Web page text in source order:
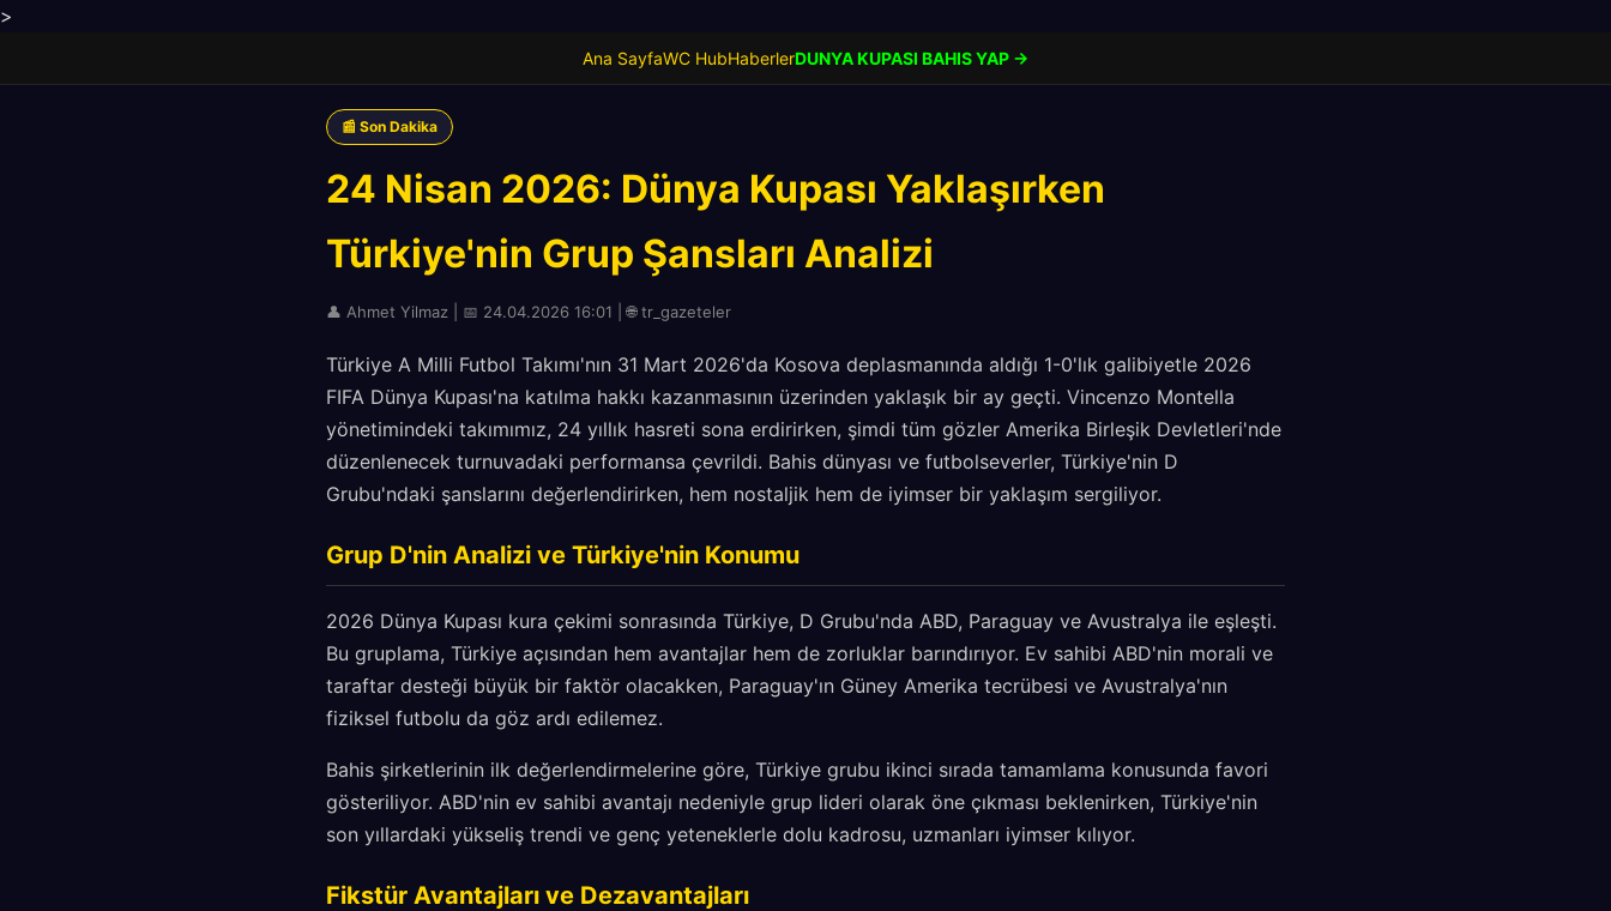
>
Ana SayfaWC HubHaberlerDUNYA KUPASI BAHIS YAP →
📰 Son Dakika
24 Nisan 2026: Dünya Kupası Yaklaşırken
Türkiye'nin Grup Şansları Analizi
👤 Ahmet Yilmaz | 📅 24.04.2026 16:01 | 🌐 tr_gazeteler
Türkiye A Milli Futbol Takımı'nın 31 Mart 2026'da Kosova deplasmanında aldığı 1-0'lık galibiyetle 2026
FIFA Dünya Kupası'na katılma hakkı kazanmasının üzerinden yaklaşık bir ay geçti. Vincenzo Montella
yönetimindeki takımımız, 24 yıllık hasreti sona erdirirken, şimdi tüm gözler Amerika Birleşik Devletleri'nde
düzenlenecek turnuvadaki performansa çevrildi. Bahis dünyası ve futbolseverler, Türkiye'nin D
Grubu'ndaki şanslarını değerlendirirken, hem nostaljik hem de iyimser bir yaklaşım sergiliyor.
Grup D'nin Analizi ve Türkiye'nin Konumu
2026 Dünya Kupası kura çekimi sonrasında Türkiye, D Grubu'nda ABD, Paraguay ve Avustralya ile eşleşti.
Bu gruplama, Türkiye açısından hem avantajlar hem de zorluklar barındırıyor. Ev sahibi ABD'nin morali ve
taraftar desteği büyük bir faktör olacakken, Paraguay'ın Güney Amerika tecrübesi ve Avustralya'nın
fiziksel futbolu da göz ardı edilemez.
Bahis şirketlerinin ilk değerlendirmelerine göre, Türkiye grubu ikinci sırada tamamlama konusunda favori
gösteriliyor. ABD'nin ev sahibi avantajı nedeniyle grup lideri olarak öne çıkması beklenirken, Türkiye'nin
son yıllardaki yükseliş trendi ve genç yeteneklerle dolu kadrosu, uzmanları iyimser kılıyor.
Fikstür Avantajları ve Dezavantajları